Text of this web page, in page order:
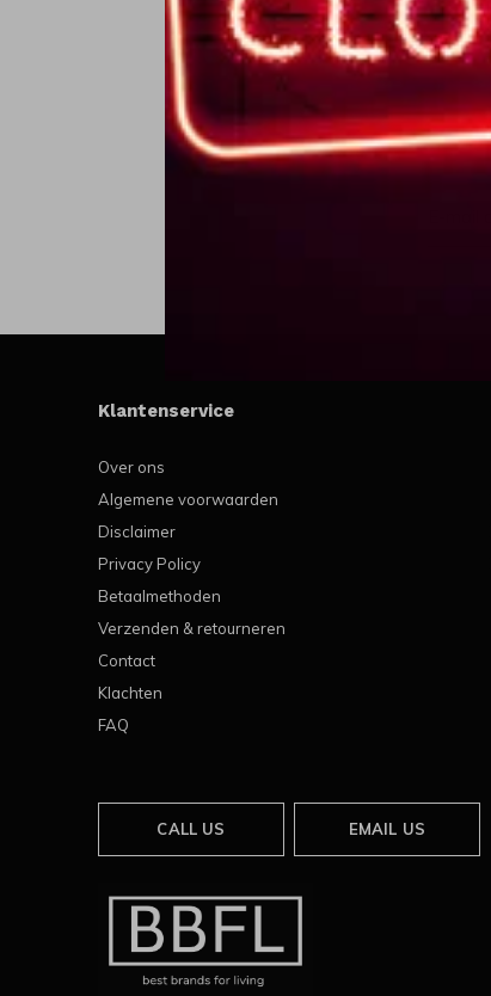
Klantenservice
Over ons
Algemene voorwaarden
Disclaimer
Privacy Policy
Betaalmethoden
Verzenden & retourneren
Contact
Klachten
FAQ
CALL US EMAIL US